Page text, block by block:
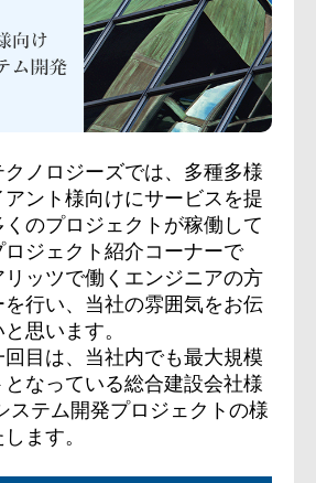
ノロジーズでは、多種多様
ント様向けにサービスを提
のプロジェクトが稼働して
ジェクト紹介コーナーで
ッツで働くエンジニアの方
行い、当社の雰囲気をお伝
思います。
目は、当社内でも最大規模
なっている総合建設会社様
ステム開発プロジェクトの様
ます。